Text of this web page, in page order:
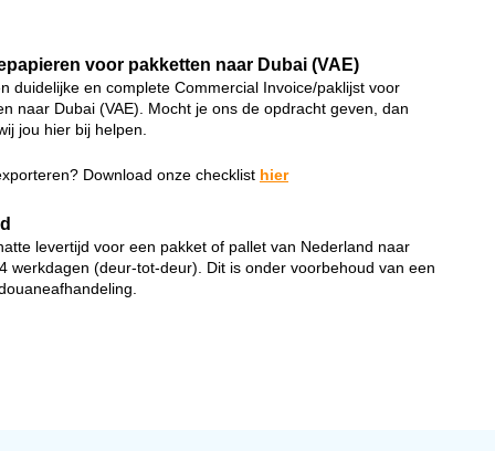
voor pakketten naar Dubai (VAE)
duidelijke en complete Commercial Invoice/paklijst voor
naar Dubai (VAE). Mocht je ons de opdracht geven, dan
jou hier bij helpen.
Download onze checklist hier
levertijd voor een pakket of pallet van Nederland naar
werkdagen (deur-tot-deur). Dit is onder voorbehoud van een